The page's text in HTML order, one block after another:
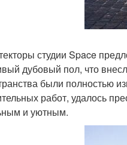
студии Space
дубовый пол, что
были полностью
работ, удалось
и уютным.